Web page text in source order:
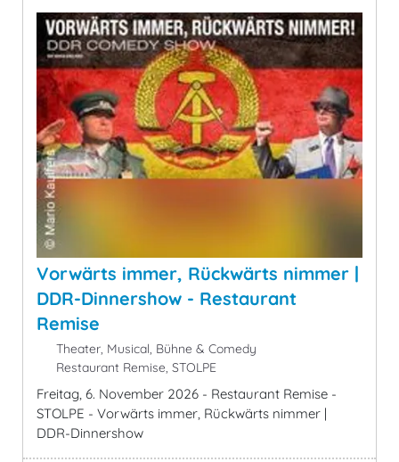
Vorwärts immer, Rückwärts nimmer |
DDR-Dinnershow - Restaurant
Remise
Theater, Musical, Bühne & Comedy
Restaurant Remise, STOLPE
Freitag, 6. November 2026 - Restaurant Remise -
STOLPE - Vorwärts immer, Rückwärts nimmer |
DDR-Dinnershow